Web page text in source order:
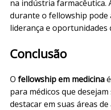
na indústria farmacêutica.
durante o fellowship
liderança e oportunidades
Conclusão
O fellowship em medicina
para médicos que
destacar em suas áreas